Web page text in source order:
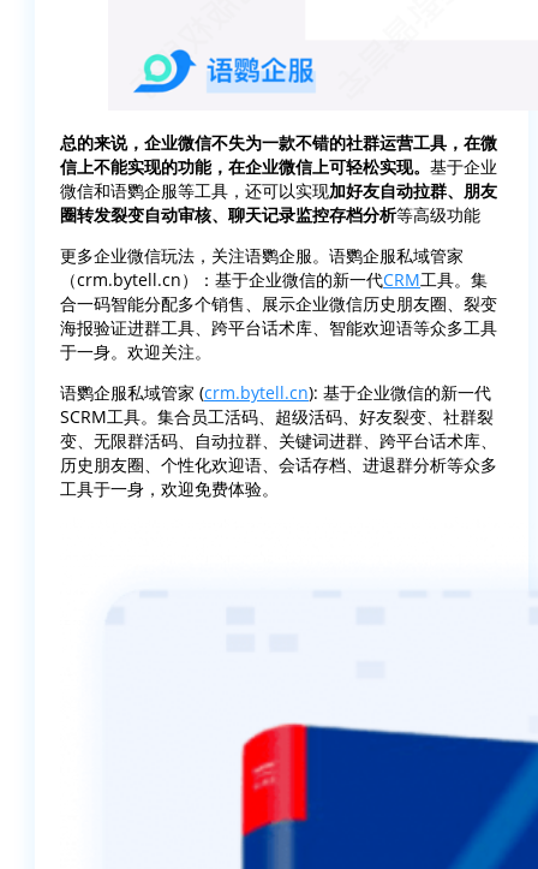
总的来说，企业微信不失为一款不错的社群运营工具，在微
信上不能实现的功能，在企业微信上可轻松实现。 基于企业
微信和语鹦企服等工具，还可以实现加好友自动拉群、朋友
圈转发裂变自动审核、聊天记录监控存档分析等高级功能
更多企业微信玩法，关注语鹦企服。语鹦企服私域管家
（crm.bytell.cn）：基于企业微信的新一代CRM工具。集
合一码智能分配多个销售、展示企业微信历史朋友圈、裂变
海报验证进群工具、跨平台话术库、智能欢迎语等众多工具
于一身。欢迎关注。
语鹦企服私域管家 (crm.bytell.cn): 基于企业微信的新一代
SCRM工具。集合员工活码、超级活码、好友裂变、社群裂
变、无限群活码、自动拉群、关键词进群、跨平台话术库、
历史朋友圈、个性化欢迎语、会话存档、进退群分析等众多
工具于一身，欢迎免费体验。